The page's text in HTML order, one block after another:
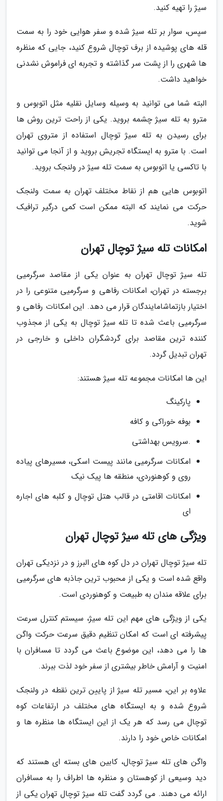
سیژ را تهیه کنید.
سپس، سوار بر تله سیژ شده و سفر هوایی خود را به سمت
قله های پوشیده از برف توچال شروع کنید، جایی که منظره
ها شهری را از پشت سر گذاشته و تجربه ای فراموش نشدنی
خواهید داشت.
البته شما می توانید به وسیله وسایل نقلیه مثل اتوبوس و
مترو به تله سیژ چشمه بروید. یکی از راحت ترین روش ها
برای رسیدن به تله سیژ توچال استفاده از متروی تهران
است. با مترو به ایستگاه تجریش بروید و از آنجا می توانید
با تاکسی یا اتوبوس به سمت تله سیژ در ولنجک بروید.
اتوبوس هایی هم از نقاط مختلف تهران به سمت ولنجک
حرکت می نمایند که البته ممکن است کمی درگیر ترافیک
شوید.
امکانات تله سیژ توچال تهران
تله سیژ توچال تهران به عنوان یکی از مقاصد سرگرمیی
برجسته در تهران، امکانات رفاهی و سرگرمیی متنوعی را در
اختیار بازتماشامایندگان قرار می دهد. این امکانات رفاهی و
سرگرمیی باعث شده تا تله سیژ توچال به یکی از مجذوب
کننده ترین مقاصد برای گردشگران داخلی و خارجی در
تهران تبدیل گردد.
این ها امکانات مجموعه تله سیژ هستند:
پارکینگ
بوفه خوراکی و کافه
.سرویس بهداشتی
امکانات سرگرمیی مانند پیست اسکی، مسیرهای پیاده
روی و کوهنوردی، منطقه ها پیک نیک
امکانات اقامتی در قالب هتل توچال و کلبه های اجاره
ای
ویژگی های تله سیژ توچال تهران
تله سیژ توچال تهران در دل کوه های البرز و در نزدیکی تهران
واقع شده است و یکی از محبوب ترین جاذبه های سرگرمیی
برای علاقه مندان به طبیعت و کوهنوردی است.
یکی از ویژگی های مهم این تله سیژ، سیستم کنترل سرعت
پیشرفته ای است که امکان تنظیم دقیق سرعت حرکت واگن
ها را می دهد، این موضوع باعث می گردد تا مسافران با
امنیت و آرامش خاطر بیشتری از سفر خود لذت ببرند.
علاوه بر این، مسیر تله سیژ از پایین ترین نقطه در ولنجک
شروع شده و به ایستگاه های مختلف در ارتفاعات کوه
توچال می رسد که هر یک از این ایستگاه ها منظره ها و
امکانات خاص خود را دارند.
واگن های تله سیژ توچال، کابین های بسته ای هستند که
دید وسیعی از کوهستان و منظره ها اطراف را به مسافران
ارائه می دهند. می گردد گفت تله سیژ توچال تهران یکی از